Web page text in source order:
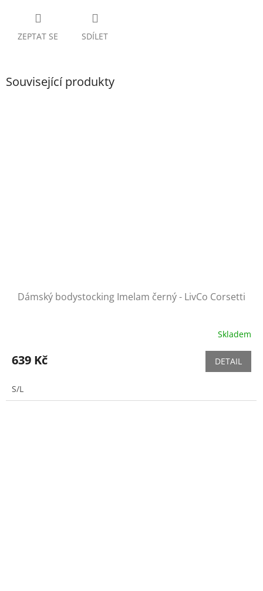
ZEPTAT SE SDÍLET
Související produkty
Dámský bodystocking Imelam černý - LivCo Corsetti
Skladem
639 Kč DETAIL
S/L